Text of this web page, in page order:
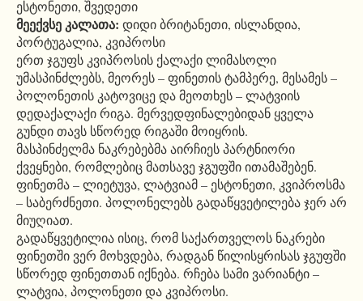
ესტონეთი, შვედეთი
მეექვსე კალათა: დიდი ბრიტანეთი, ისლანდია,
პორტუგალია, კვიპროსი
ერთ ჯგუფს კვიპროსის ქალაქი ლიმასოლი
უმასპინძლებს, მეორეს – ფინეთის ტამპერე, მესამეს –
პოლონეთის კატოვიცე და მეოთხეს – ლატვიის
დედაქალაქი რიგა. მერვედფინალებიდან ყველა
გუნდი თავს სწორედ რიგაში მოიყრის.
მასპინძელმა ნაკრებებმა აირჩიეს პარტნიორი
ქვეყნები, რომლებიც მათსავე ჯგუფში ითამაშებენ.
ფინეთმა – ლიეტუვა, ლატვიამ – ესტონეთი, კვიპროსმა
– საბერძნეთი. პოლონელებს გადაწყვეტილება ჯერ არ
მიუღიათ.
გადაწყვეტილია ისიც, რომ საქართველოს ნაკრები
ფინეთში ვერ მოხვდება, რადგან წილისყრისას ჯგუფში
სწორედ ფინეთთან იქნება. რჩება სამი ვარიანტი –
ლატვია, პოლონეთი და კვიპროსი.